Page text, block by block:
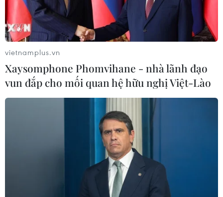
TIN CÙNG CHUYÊN MỤC
Đầu tư cho sức khỏe từ phòng bệnh
vietnamplus.vn
Xaysomphone Phomvihane - nhà lãnh đạo
vun đắp cho mối quan hệ hữu nghị Việt-Lào